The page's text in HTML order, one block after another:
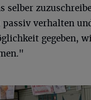
selber
passiv verhalten
gegeben,